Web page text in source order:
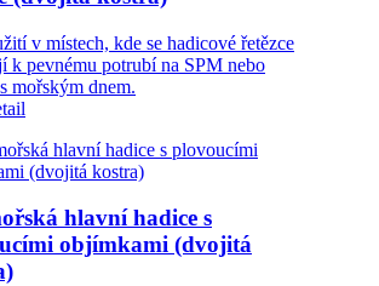
v místech, kde se hadicové řetězce
k pevnému potrubí na SPM nebo
mořským dnem.
hlavní hadice s
objímkami (dvojitá